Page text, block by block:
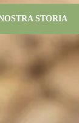
STORIA